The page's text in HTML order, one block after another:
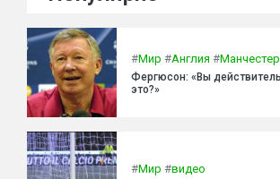
#Мир #Англия #
Фергюсон: «Вы
это?»
#Мир #видео